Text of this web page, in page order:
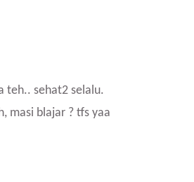
teh.. sehat2 selalu.
masi blajar ? tfs yaa